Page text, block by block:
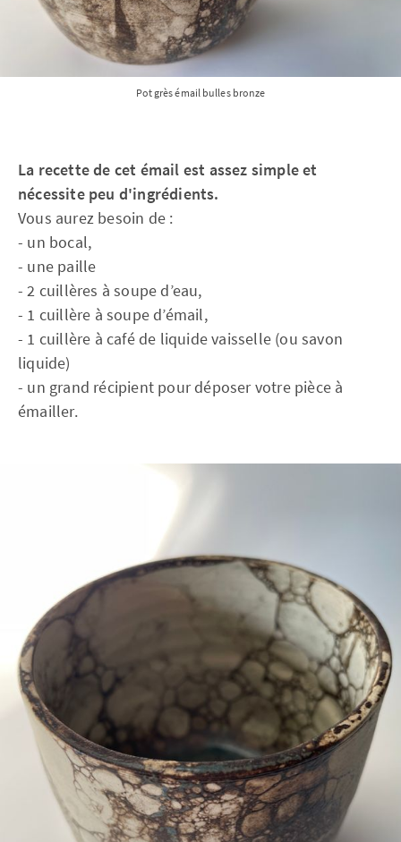
Pot grès émail bulles bronze
La recette de cet émail est assez simple et
nécessite peu d'ingrédients.
Vous aurez besoin de :
- un bocal,
- une paille
- 2 cuillères à soupe d’eau,
- 1 cuillère à soupe d’émail,
- 1 cuillère à café de liquide vaisselle (ou savon
liquide)
- un grand récipient pour déposer votre pièce à
émailler.